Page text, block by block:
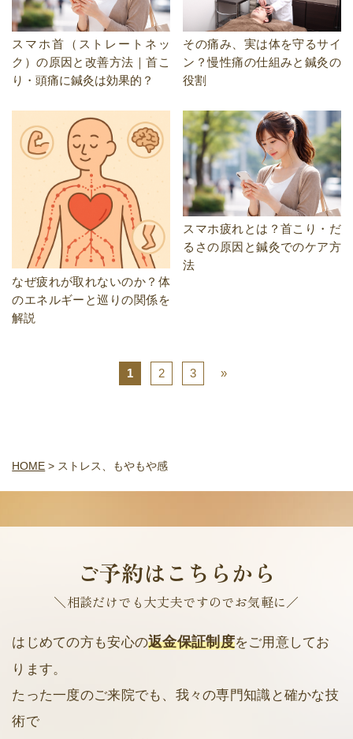
スマホ首（ストレートネッ
ク）の原因と改善方法｜首こ
り・頭痛に鍼灸は効果的？
その痛み、実は体を守るサイ
ン？慢性痛の仕組みと鍼灸の
役割
なぜ疲れが取れないのか？体
のエネルギーと巡りの関係を
解説
スマホ疲れとは？首こり・だ
るさの原因と鍼灸でのケア方
法
1 2 3 »
HOME > ストレス、もやもや感
ご予約はこちらから
＼相談だけでも大丈夫ですのでお気軽に／
はじめての方も安心の返金保証制度をご用意してお
ります。
たった一度のご来院でも、我々の専門知識と確かな技
術で